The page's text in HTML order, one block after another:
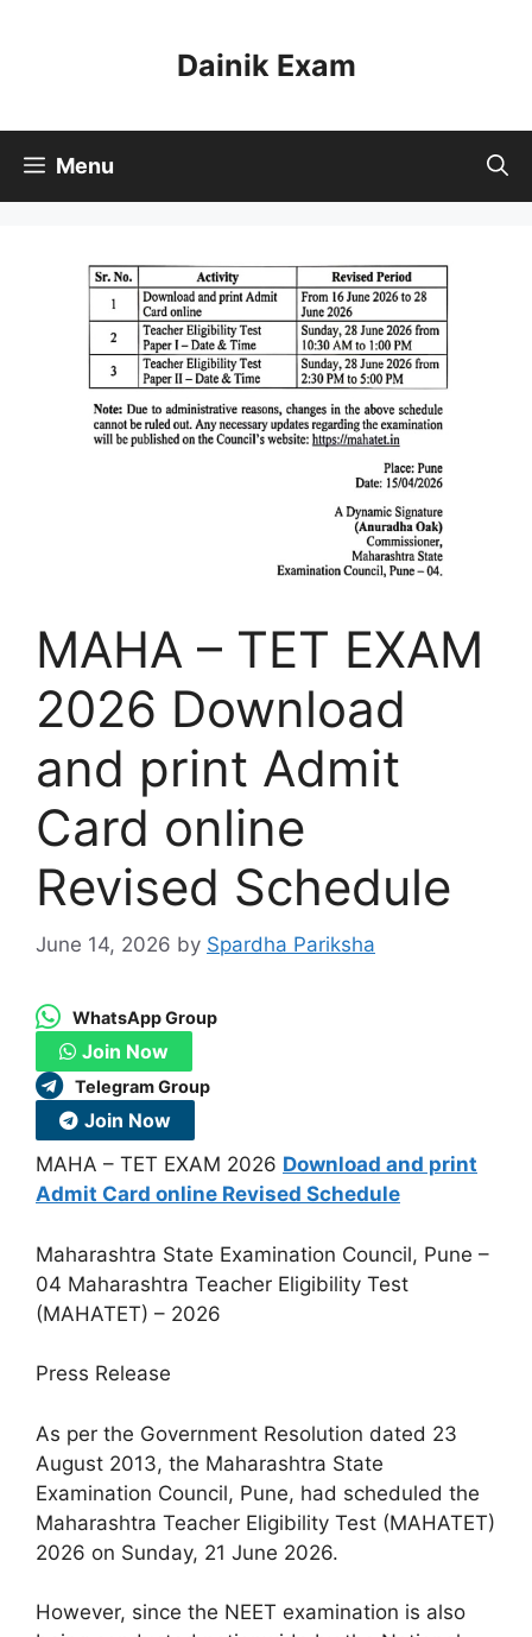
Dainik Exam
Menu
MAHA – TET EXAM
2026 Download
and print Admit
Card online
Revised Schedule
June 14, 2026 by Spardha Pariksha
WhatsApp Group
Join Now
Telegram Group
Join Now
MAHA – TET EXAM 2026 Download and print
Admit Card online Revised Schedule
Maharashtra State Examination Council, Pune –
04 Maharashtra Teacher Eligibility Test
(MAHATET) – 2026
Press Release
As per the Government Resolution dated 23
August 2013, the Maharashtra State
Examination Council, Pune, had scheduled the
Maharashtra Teacher Eligibility Test (MAHATET)
2026 on Sunday, 21 June 2026.
However, since the NEET examination is also